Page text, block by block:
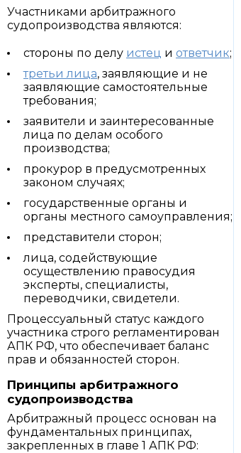
Участниками арбитражного
судопроизводства являются:
стороны по делу истец и ответчик;
третьи лица, заявляющие и не
заявляющие самостоятельные
требования;
заявители и заинтересованные
лица по делам особого
производства;
прокурор в предусмотренных
законом случаях;
государственные органы и
органы местного самоуправления;
представители сторон;
лица, содействующие
осуществлению правосудия
эксперты, специалисты,
переводчики, свидетели.
Процессуальный статус каждого
участника строго регламентирован
АПК РФ, что обеспечивает баланс
прав и обязанностей сторон.
Принципы арбитражного
судопроизводства
Арбитражный процесс основан на
фундаментальных принципах,
закрепленных в главе 1 АПК РФ: